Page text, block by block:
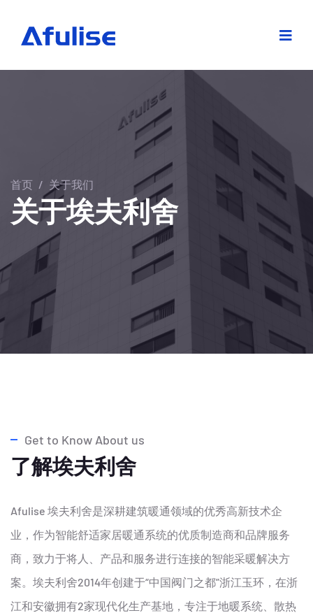
首页 / 关于我们
关于埃夫利舍
Get to Know About us
了解埃夫利舍
Afulise 埃夫利舍是深耕建筑暖通领域的优秀高新技术企
业，作为智能舒适家居暖通系统的优质制造商和品牌服务
商，致力于将人、产品和服务进行连接的智能采暖解决方
案。埃夫利舍2014年创建于“中国阀门之都”浙江玉环，在浙
江和安徽拥有2家现代化生产基地，专注于地暖系统、散热